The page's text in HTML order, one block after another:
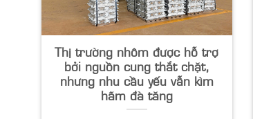
Thị trường nhôm được hỗ trợ
bởi nguồn cung thắt chặt,
nhưng nhu cầu yếu vẫn kìm
hãm đà tăng